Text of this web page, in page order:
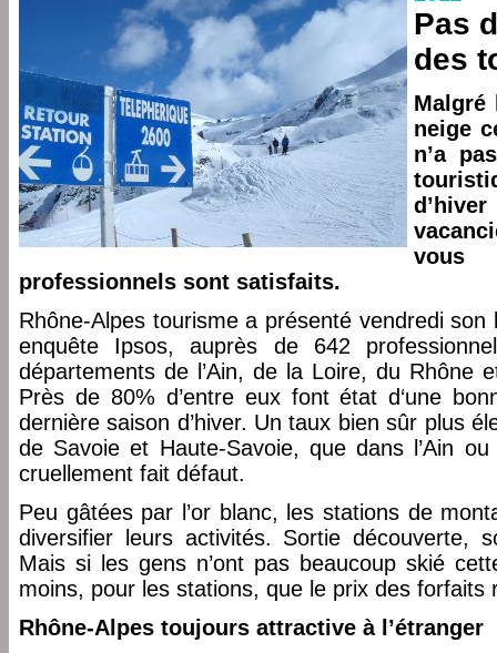
Pas
des
Malgré
neige
n’a
vous
professionnels sont satisfaits.
Rhône-Alpes tourisme a présenté vendredi son
enquête Ipsos, auprès de 642
départements de l’Ain, de la Loire, du Rhône
Près de 80% d’entre eux font état d‘une
dernière saison d’hiver. Un taux bien sûr plus
de Savoie et Haute-Savoie, que dans l’Ain
cruellement fait défaut.
Peu gâtées par l’or blanc, les stations de
diversifier leurs activités. Sortie découverte,
Mais si les gens n’ont pas beaucoup skié
moins, pour les stations, que le prix des forfaits
Rhône-Alpes toujours attractive à l’étranger